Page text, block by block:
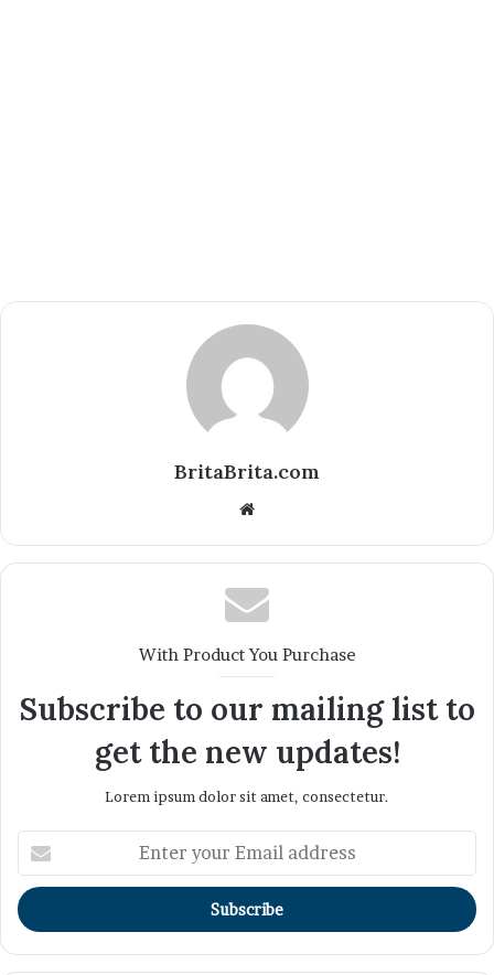
BritaBrita.com
With Product You Purchase
Subscribe to our mailing list to
get the new updates!
Lorem ipsum dolor sit amet, consectetur.
your
Email
address